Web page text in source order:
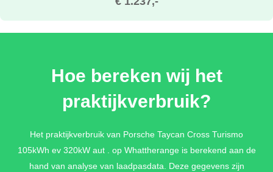
€ 1.976,-
€ 3.759,-
Hoe bereken wij het
praktijkverbruik?
Het praktijkverbruik van Porsche Taycan Cross Turismo
105kWh ev 320kW aut . op Whattherange is berekend aan de
hand van analyse van laadpasdata. Deze gegevens zijn